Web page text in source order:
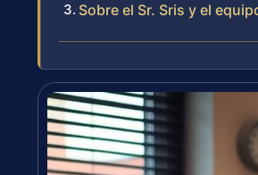
Sobre el Sr. Sris y el